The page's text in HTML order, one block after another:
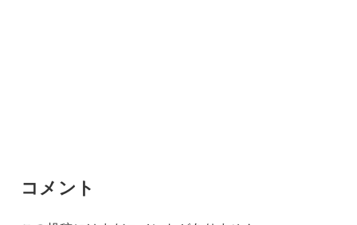
コメント